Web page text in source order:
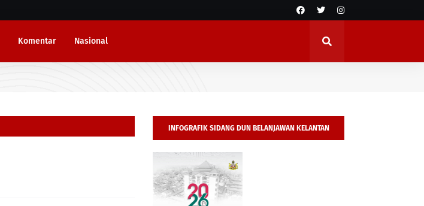
Komentar Nasional
INFOGRAFIK SIDANG DUN BELANJAWAN KELANTAN
2026